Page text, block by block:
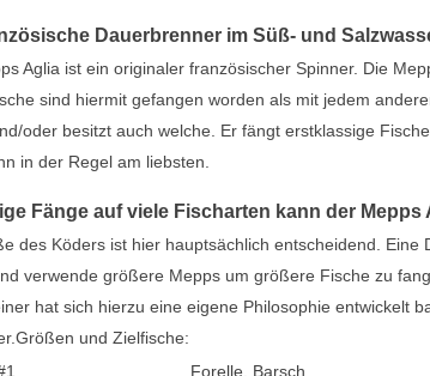
Dauerbrenner im Süß- und
Aglia ist ein originaler französischer Spinner. Die
sind hiermit gefangen worden als mit jedem
oder besitzt auch welche. Er fängt erstklassige
in der Regel am liebsten.
Fänge auf viele Fischarten kann der Mepps
des Köders ist hier hauptsächlich entscheidend.
verwende größere Mepps um größere Fische zu
hat sich hierzu eine eigene Philosophie entwickelt
und Zielfische:
Forelle, Barsch